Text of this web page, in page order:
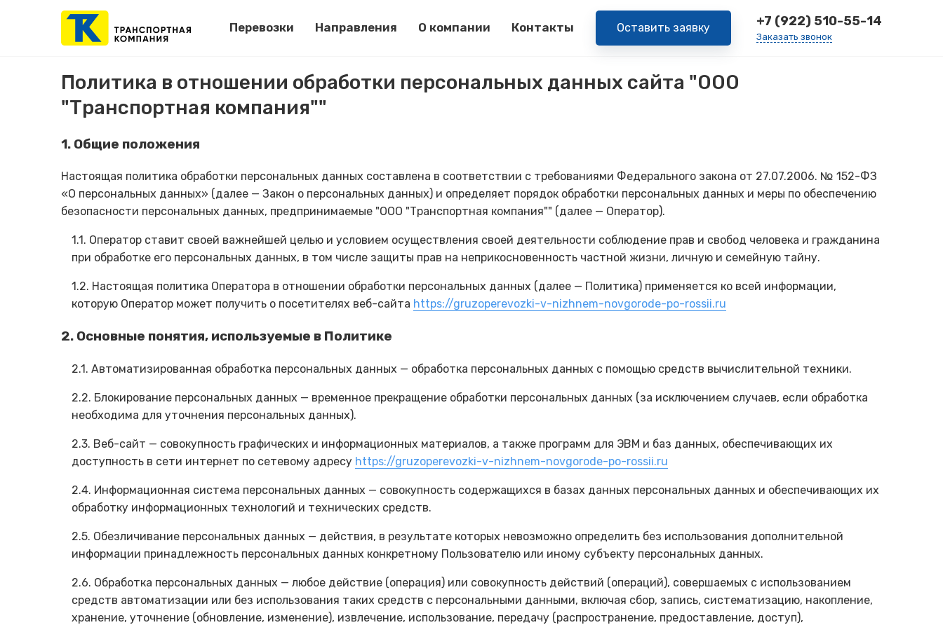
Перевозки Направления О компании Контакты Оставить заявку +7 (922) 510-55-14
Заказать звонок
Политика в отношении обработки персональных данных сайта "ООО
"Транспортная компания""
1. Общие положения
Настоящая политика обработки персональных данных составлена в соответствии с требованиями Федерального закона от 27.07.2006. № 152-ФЗ
«О персональных данных» (далее — Закон о персональных данных) и определяет порядок обработки персональных данных и меры по обеспечению
безопасности персональных данных, предпринимаемые "ООО "Транспортная компания"" (далее — Оператор).
1.1. Оператор ставит своей важнейшей целью и условием осуществления своей деятельности соблюдение прав и свобод человека и гражданина
при обработке его персональных данных, в том числе защиты прав на неприкосновенность частной жизни, личную и семейную тайну.
1.2. Настоящая политика Оператора в отношении обработки персональных данных (далее — Политика) применяется ко всей информации,
которую Оператор может получить о посетителях веб-сайта https://gruzoperevozki-v-nizhnem-novgorode-po-rossii.ru
2. Основные понятия, используемые в Политике
2.1. Автоматизированная обработка персональных данных — обработка персональных данных с помощью средств вычислительной техники.
2.2. Блокирование персональных данных — временное прекращение обработки персональных данных (за исключением случаев, если обработка
необходима для уточнения персональных данных).
2.3. Веб-сайт — совокупность графических и информационных материалов, а также программ для ЭВМ и баз данных, обеспечивающих их
доступность в сети интернет по сетевому адресу https://gruzoperevozki-v-nizhnem-novgorode-po-rossii.ru
2.4. Информационная система персональных данных — совокупность содержащихся в базах данных персональных данных и обеспечивающих их
обработку информационных технологий и технических средств.
2.5. Обезличивание персональных данных — действия, в результате которых невозможно определить без использования дополнительной
информации принадлежность персональных данных конкретному Пользователю или иному субъекту персональных данных.
2.6. Обработка персональных данных — любое действие (операция) или совокупность действий (операций), совершаемых с использованием
средств автоматизации или без использования таких средств с персональными данными, включая сбор, запись, систематизацию, накопление,
хранение, уточнение (обновление, изменение), извлечение, использование, передачу (распространение, предоставление, доступ),